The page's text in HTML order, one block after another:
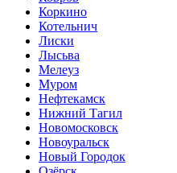
Коркино
Котельнич
Лиски
Лысьва
Мелеуз
Муром
Нефтекамск
Нижний Тагил
Новомосковск
Новоуральск
Новый Городок